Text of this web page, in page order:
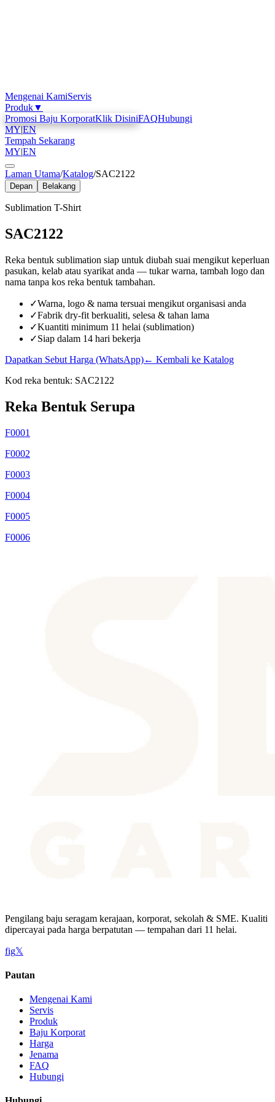
Mengenai KamiServis
Produk▼
Promosi Baju KorporatKlik DisiniFAQHubungi
MY|EN
Tempah Sekarang
MY|EN
Laman Utama/Katalog/SAC2122
Depan Belakang
Sublimation T-Shirt
SAC2122
Reka bentuk sublimation siap untuk diubah suai mengikut keperluan
pasukan, kelab atau syarikat anda — tukar warna, tambah logo dan
nama tanpa kos reka bentuk tambahan.
✓Warna, logo & nama tersuai mengikut organisasi anda
✓Fabrik dry-fit berkualiti, selesa & tahan lama
✓Kuantiti minimum 11 helai (sublimation)
✓Siap dalam 14 hari bekerja
Dapatkan Sebut Harga (WhatsApp)← Kembali ke Katalog
Kod reka bentuk: SAC2122
Reka Bentuk Serupa
F0001
F0002
F0003
F0004
F0005
F0006
Pengilang baju seragam kerajaan, korporat, sekolah & SME. Kualiti
dipercayai pada harga berpatutan — tempahan dari 11 helai.
fig𝕏
Pautan
Mengenai Kami
Servis
Produk
Baju Korporat
Harga
Jenama
FAQ
Hubungi